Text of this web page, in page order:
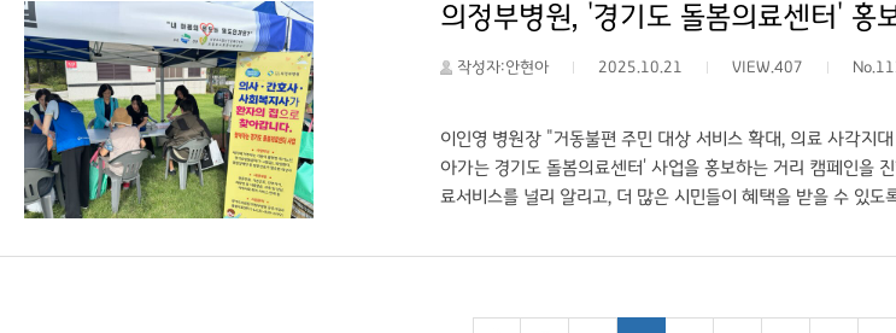
“정신건강 증진은 신체 건강과 분리될 수 없는 문제”라며, “의
병원, 정신건강의 날 기념 연합캠페인 참여 ○ 기자: 국제뉴스
의정부병원, '경기도 돌봄의료센터'
작성자:안현아 2025.10.21 VIEW.407
이인영 병원장 "거동불편 주민 대상 서비스 확대, 의료 사각지
아가는 경기도 돌봄의료센터' 사업을 홍보하는 거리 캠페인을
료서비스를 널리 알리고, 더 많은 시민들이 혜택을 받을 수 있
들기를 기대한다"고 말했다. 이어 "앞으로도 지역주민 건강권